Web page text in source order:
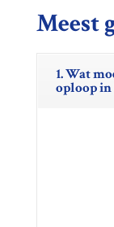
Meest
1. Wat
oploop in